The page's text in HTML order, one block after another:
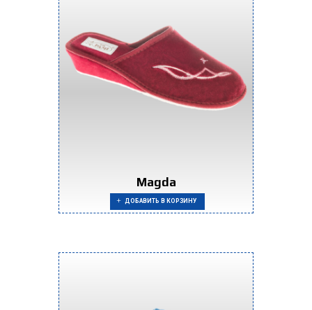
Magda
ДОБАВИТЬ В КОРЗИНУ